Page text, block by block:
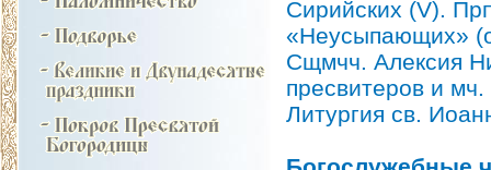
Сирийских (V).
«Неусыпающих»
Сщмчч. Алексия
пресвитеров и
Литургия св.